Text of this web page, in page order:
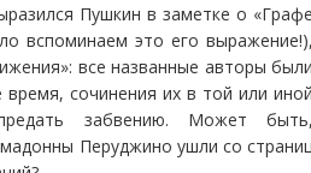
Пушкин в заметке о
вспоминаем это его
все названные авторы
время, сочинения их в той или
забвению. Может
Перуджино ушли со